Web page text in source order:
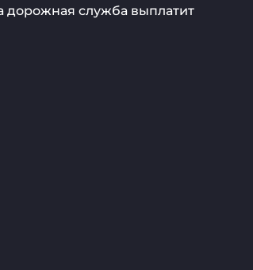
дорожная служба выплатит